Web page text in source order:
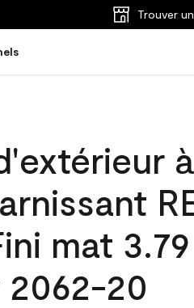
Trouver
mat
20